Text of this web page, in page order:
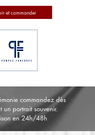
et commander
commandez dès
un portrait souvenir.
en 24h/48h